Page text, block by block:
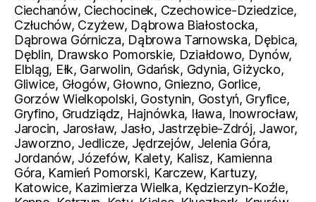
Ciechanów, Ciechocinek, Czechowice-Dziedzice,
Człuchów, Czyżew, Dąbrowa Białostocka,
Dąbrowa Górnicza, Dąbrowa Tarnowska, Dębica,
Dęblin, Drawsko Pomorskie, Działdowo, Dynów,
Elbląg, Ełk, Garwolin, Gdańsk, Gdynia, Giżycko,
Gliwice, Głogów, Głowno, Gniezno, Gorlice,
Gorzów Wielkopolski, Gostynin, Gostyń, Gryfice,
Gryfino, Grudziądz, Hajnówka, Iława, Inowrocław,
Jarocin, Jarosław, Jasło, Jastrzębie-Zdrój, Jawor,
Jaworzno, Jedlicze, Jędrzejów, Jelenia Góra,
Jordanów, Józefów, Kalety, Kalisz, Kamienna
Góra, Kamień Pomorski, Karczew, Kartuzy,
Katowice, Kazimierza Wielka, Kędzierzyn-Koźle,